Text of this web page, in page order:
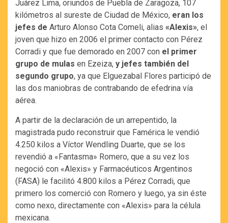
Juárez Lima, oriundos de Puebla de Zaragoza, 107
kilómetros al sureste de Ciudad de México, eran los
jefes de Arturo Alonso Cota Comeli, alias «Alexis», el
joven que hizo en 2006 el primer contacto con Pérez
Corradi y que fue demorado en 2007 con el primer
grupo de mulas en Ezeiza, y jefes también del
segundo grupo, ya que Elguezabal Flores participó de
las dos maniobras de contrabando de efedrina vía
aérea.
A partir de la declaración de un arrepentido, la
magistrada pudo reconstruir que Famérica le vendió
4.250 kilos a Víctor Wendling Duarte, que se los
revendió a «Fantasma» Romero, que a su vez los
negoció con «Alexis» y Farmacéuticos Argentinos
(FASA) le facilitó 4.800 kilos a Pérez Corradi, que
primero los comerció con Romero y luego, ya sin éste
como nexo, directamente con «Alexis» para la célula
mexicana.